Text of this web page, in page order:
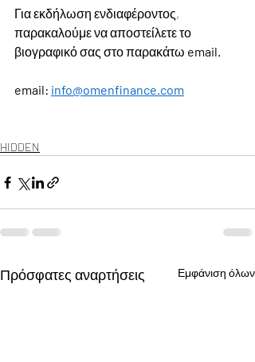
Για εκδήλωση ενδιαφέροντος,
παρακαλούμε να αποστείλετε το
βιογραφικό σας στο παρακάτω email.
email: info@omenfinance.com
HIDDEN
Πρόσφατες αναρτήσεις Εμφάνιση όλων